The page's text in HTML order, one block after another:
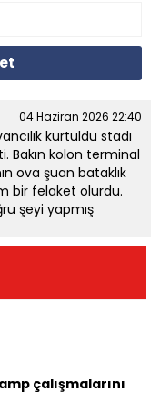
04 Haziran 2026 22:40
kurtuldu stadı
Bakın kolon terminal
ova şuan bataklık
bir felaket olurdu.
şeyi yapmış
çalışmalarını